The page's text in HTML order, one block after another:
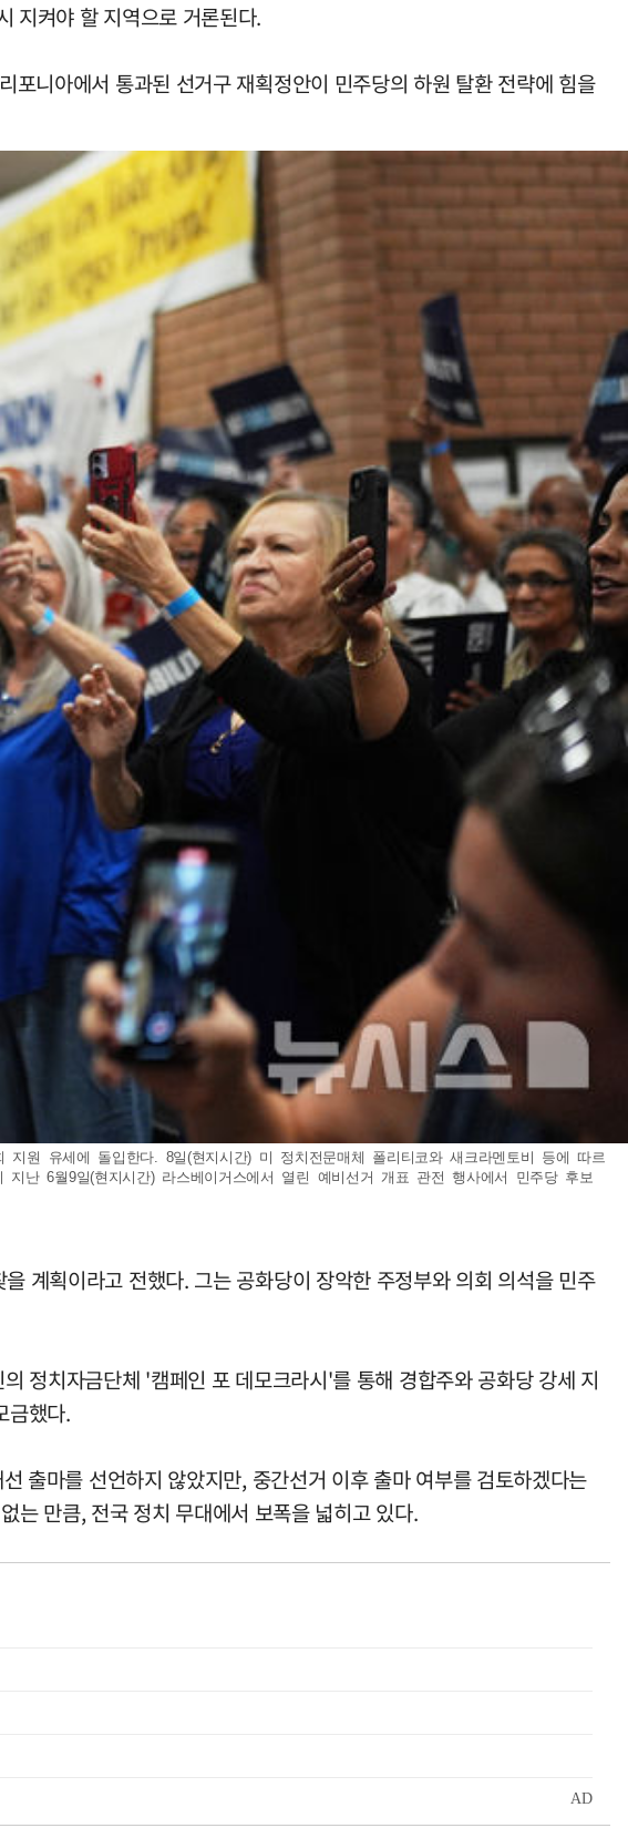
지켜야 할 지역으로 거론된다.
니아에서 통과된 선거구 재획정안이 민주당의 하원 탈환 전략에 힘을
원 유세에 돌입한다. 8일(현지시간) 미 정치전문매체 폴리티코와 새크라멘토비 등에 따르
난 6월9일(현지시간) 라스베이거스에서 열린 예비선거 개표 관전 행사에서 민주당 후보
계획이라고 전했다. 그는 공화당이 장악한 주정부와 의회 의석을 민주
정치자금단체 '캠페인 포 데모크라시'를 통해 경합주와 공화당 강세 지
금했다.
출마를 선언하지 않았지만, 중간선거 이후 출마 여부를 검토하겠다는
는 만큼, 전국 정치 무대에서 보폭을 넓히고 있다.